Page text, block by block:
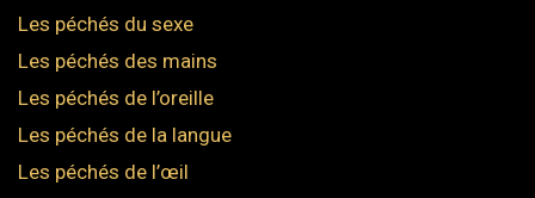
Les péchés du sexe
Les péchés des mains
Les péchés de l’oreille
Les péchés de la langue
Les péchés de l’œil